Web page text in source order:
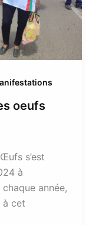
oeufs
s’est
à
année,
à cet